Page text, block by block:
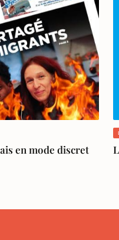
en mode discret